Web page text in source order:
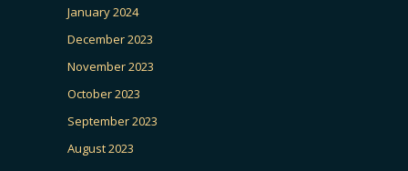
January 2024
December 2023
November 2023
October 2023
September 2023
August 2023